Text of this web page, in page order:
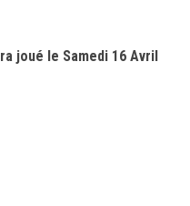
joué le Samedi 16 Avril